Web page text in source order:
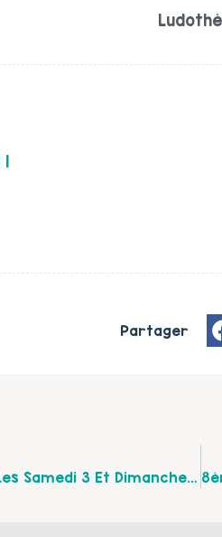
Partager
Festival Enfance Jeunesse À Frévent Les Samedi 3 Et Dimanche 4 Septembre 2016